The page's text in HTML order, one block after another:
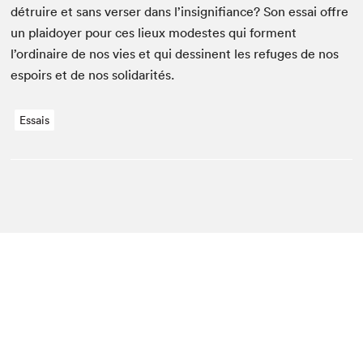
détru­ire et sans vers­er dans l’insignifiance? Son essai offre
un plaidoy­er pour ces lieux mod­estes qui for­ment
l’ordinaire de nos vies et qui dessi­nent les refuges de nos
espoirs et de nos solidarités.
Essais